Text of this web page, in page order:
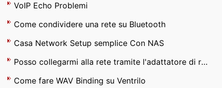
VoIP Echo Problemi
Come condividere una rete su Bluetooth
Casa Network Setup semplice Con NAS
Posso collegarmi alla rete tramite l'adattatore di rete USB , ma non può navigare in Internet
Come fare WAV Binding su Ventrilo